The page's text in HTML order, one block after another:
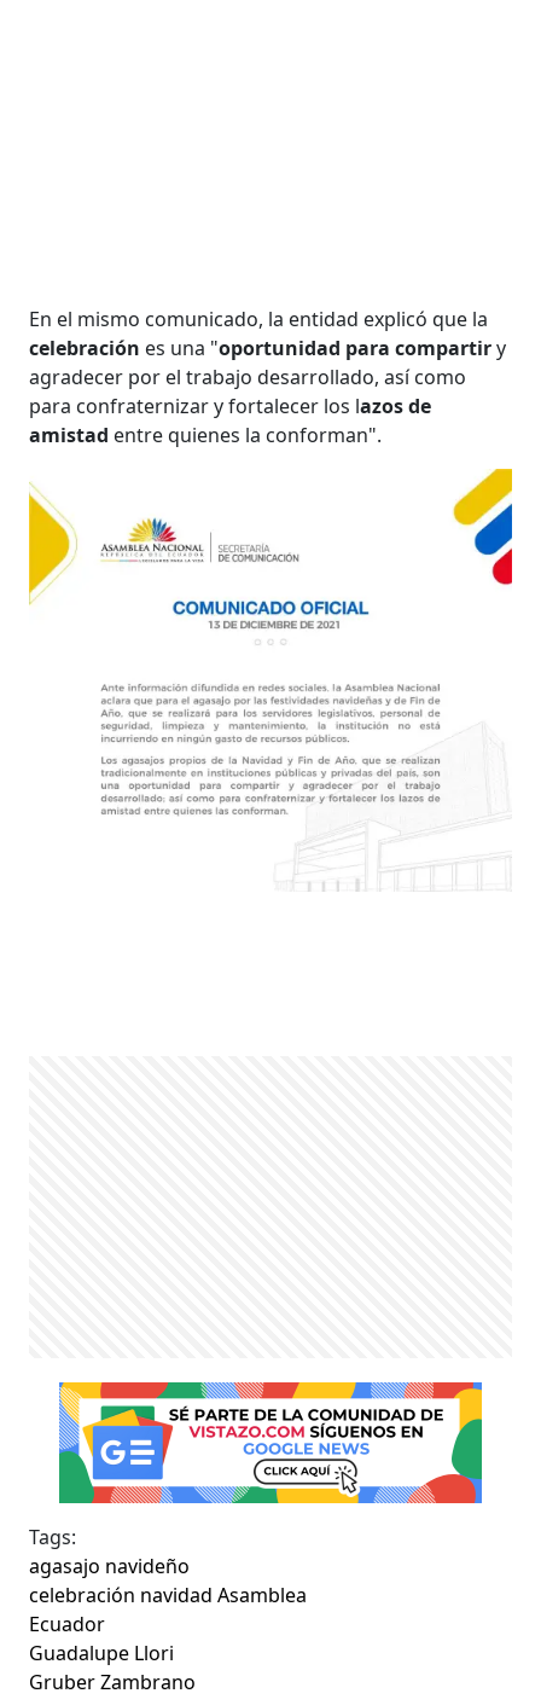
En el mismo comunicado, la entidad explicó que la
celebración es una "oportunidad para compartiry
agradecer por el trabajo desarrollado, así como
para confraternizar y fortalecer los lazos de
amistad entre quienes la conforman".
Tags:
agasajo navideño
celebración navidad Asamblea
Ecuador
Guadalupe Llori
Gruber Zambrano